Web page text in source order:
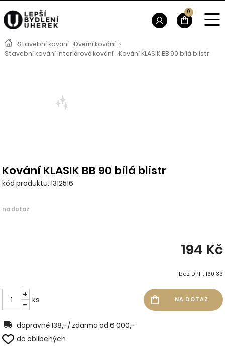
›Stavební kování ›Dveřní kování ›
Stavební kování Interiérové kování ›Kování KLASIK BB 90 bílá blistr
Kování KLASIK BB 90 bílá blistr
kód produktu: 1312516
na dotaz
194 Kč
bez DPH: 160,33
ks
dopravné 138,- / zdarma od 6 000,-
do oblíbených
0